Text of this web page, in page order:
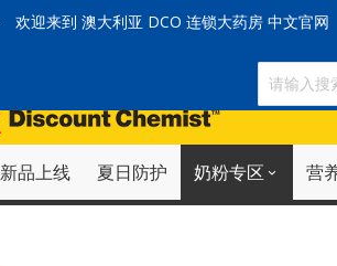
欢迎来到 澳大利亚 DCO 连锁大药房 中文官网
新品上线 夏日防护 奶粉专区 营